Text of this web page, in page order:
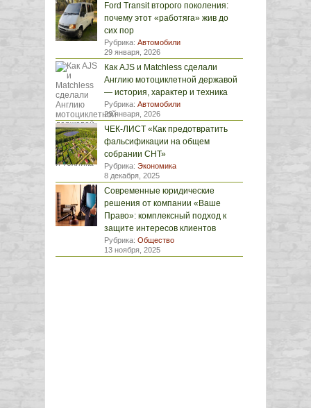
Ford Transit второго поколения:
почему этот «работяга» жив до
сих пор
Рубрика: Автомобили
29 января, 2026
Как AJS и Matchless сделали
Англию мотоциклетной державой
— история, характер и техника
Рубрика: Автомобили
29 января, 2026
ЧЕК-ЛИСТ «Как предотвратить
фальсификации на общем
собрании СНТ»
Рубрика: Экономика
8 декабря, 2025
Современные юридические
решения от компании «Ваше
Право»: комплексный подход к
защите интересов клиентов
Рубрика: Общество
13 ноября, 2025